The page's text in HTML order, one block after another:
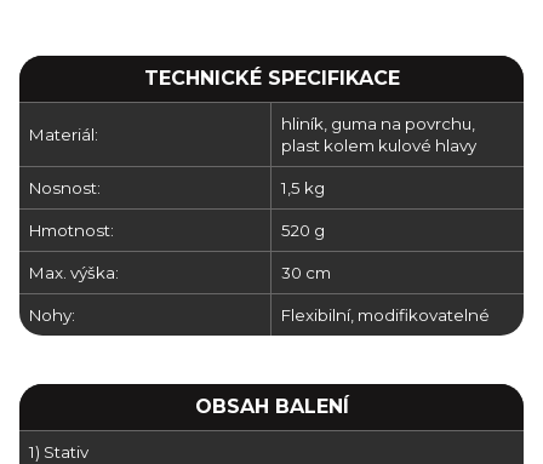
TECHNICKÉ SPECIFIKACE
Materiál:
hliník, guma na povrchu,
plast kolem kulové hlavy
Nosnost: 1,5 kg
Hmotnost: 520 g
Max. výška: 30 cm
Nohy: Flexibilní, modifikovatelné
OBSAH BALENÍ
1) Stativ